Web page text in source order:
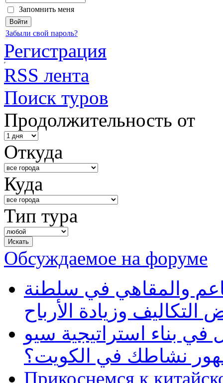
Запомнить меня
Забыли свой пароль?
Регистрация
RSS лента
Поиск туров
Продолжительность от
Откуда
Куда
Тип тура
Обсуждаемое на форуме
والمقاهي في سلطنة
وزيادة الأرباح
بناء استراتيجية سيو
نشاطك في الكويت؟
Прикоснемся к